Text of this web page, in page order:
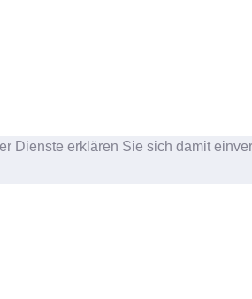
Dienste erklären Sie sich damit